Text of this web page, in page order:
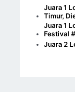
Juara 1
Timur,
Juara 1
Festival
Juara 2